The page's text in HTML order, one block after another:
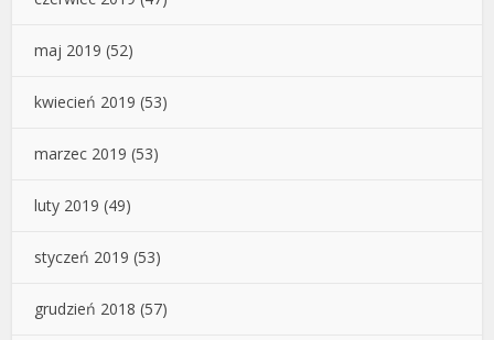
maj 2019 (52)
kwiecień 2019 (53)
marzec 2019 (53)
luty 2019 (49)
styczeń 2019 (53)
grudzień 2018 (57)